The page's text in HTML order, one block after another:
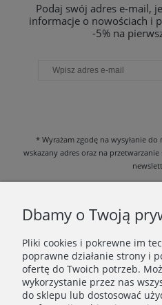
Podaj swój adres e-mail,
informacje o nowościach i
-5% na
* Wyrażam zgodę na wysyłanie
wskazany adres oraz na
DANE FIRMOWE
INFORMACJE
Dbamy o Twoją
Pliki cookies i pokrewne im
poprawne działanie strony i
ofertę do Twoich potrzeb.
wykorzystanie przez nas
do sklepu lub dostosować